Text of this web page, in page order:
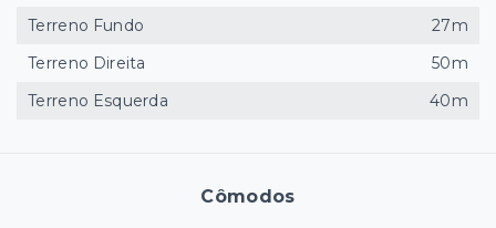
Cômodos
Terreno Fundo
27m
Terreno Direita
50m
Terreno Esquerda
40m